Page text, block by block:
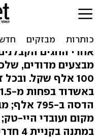
לאנשי קבע
נדל"ן חדשים
אחרי החגים
מבצעים מדודים,
הדסה ב-
מקום ועובדי היי-
במתנה בקניית 4 חדרים?